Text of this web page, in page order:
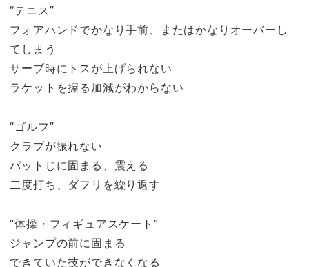
“テニス”
フォアハンドでかなり手前、またはかなりオーバーし
てしまう
サーブ時にトスが上げられない
ラケットを握る加減がわからない
“ゴルフ”
クラブが振れない
パットじに固まる、震える
二度打ち、ダフリを繰り返す
“体操・フィギュアスケート”
ジャンプの前に固まる
できていた技ができなくなる